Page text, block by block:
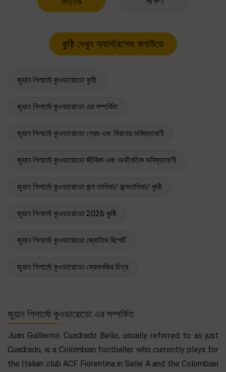
জুয়ান গিলার্মো কুওডারোডো কুষ্ঠি
জুয়ান গিলার্মো কুওডারোডো এর সম্পর্কিত
জুয়ান গিলার্মো কুওডারোডো প্রেম এবং বিবাহের ভবিষ্যতবাণী
জুয়ান গিলার্মো কুওডারোডো জীবিকা এবং অর্থনৈতিক ভবিষ্যতবাণী
জুয়ান গিলার্মো কুওডারোডো জন্ম তালিকা/ জন্মতালিকা/ কুষ্ঠি
জুয়ান গিলার্মো কুওডারোডো 2026 কুষ্ঠি
জুয়ান গিলার্মো কুওডারোডো জ্যোতিষ রিপোর্ট
জুয়ান গিলার্মো কুওডারোডো ফ্রেনলজির চিত্র
জুয়ান গিলার্মো কুওডারোডো এর সম্পর্কিত
Juan Guillermo Cuadrado Bello, usually referred to as just
Cuadrado, is a Colombian footballer who currently plays for
the Italian club ACF Fiorentina in Serie A and the Colombian